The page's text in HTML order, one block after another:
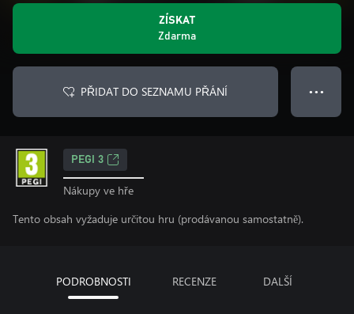
ZÍSKAT
Zdarma
PŘIDAT DO SEZNAMU PŘÁNÍ ● ● ●
PEGI 3
Nákupy ve hře
Tento obsah vyžaduje určitou hru (prodávanou samostatně).
PODROBNOSTI RECENZE DALŠÍ